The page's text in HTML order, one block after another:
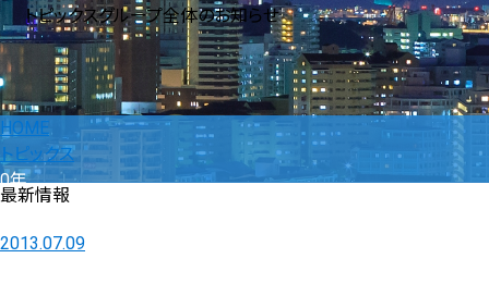
トピックスグループ全体のお知らせ
HOME
トピックス
0年
最新情報
2013.07.09